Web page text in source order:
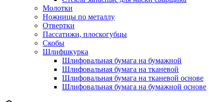
Молотки
Ножницы по металлу
Отвертки
Пассатижи, плоскогубцы
Скобы
Шлифшкурка
Шлифовальная бумага на бумажной
Шлифовальная бумага на тканевой
Шлифовальная бумага на тканевой основе
Шлифовальная бумага на бумажной основе